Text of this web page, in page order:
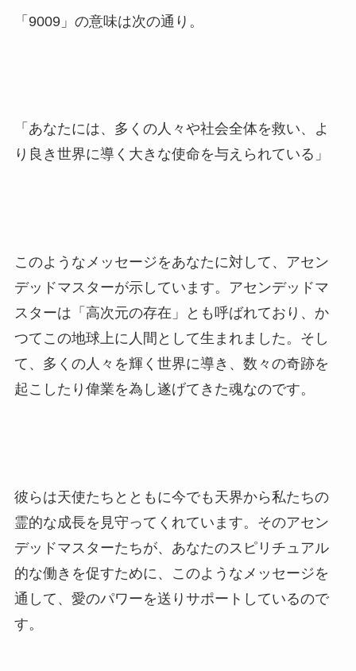
「9009」の意味は次の通り。
「あなたには、多くの人々や社会全体を救い、よ
り良き世界に導く大きな使命を与えられている」
このようなメッセージをあなたに対して、アセン
デッドマスターが示しています。アセンデッドマ
スターは「高次元の存在」とも呼ばれており、か
つてこの地球上に人間として生まれました。そし
て、多くの人々を輝く世界に導き、数々の奇跡を
起こしたり偉業を為し遂げてきた魂なのです。
彼らは天使たちとともに今でも天界から私たちの
霊的な成長を見守ってくれています。そのアセン
デッドマスターたちが、あなたのスピリチュアル
的な働きを促すために、このようなメッセージを
通して、愛のパワーを送りサポートしているので
す。